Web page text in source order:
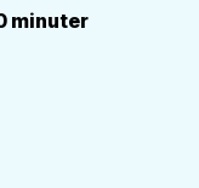
minuter